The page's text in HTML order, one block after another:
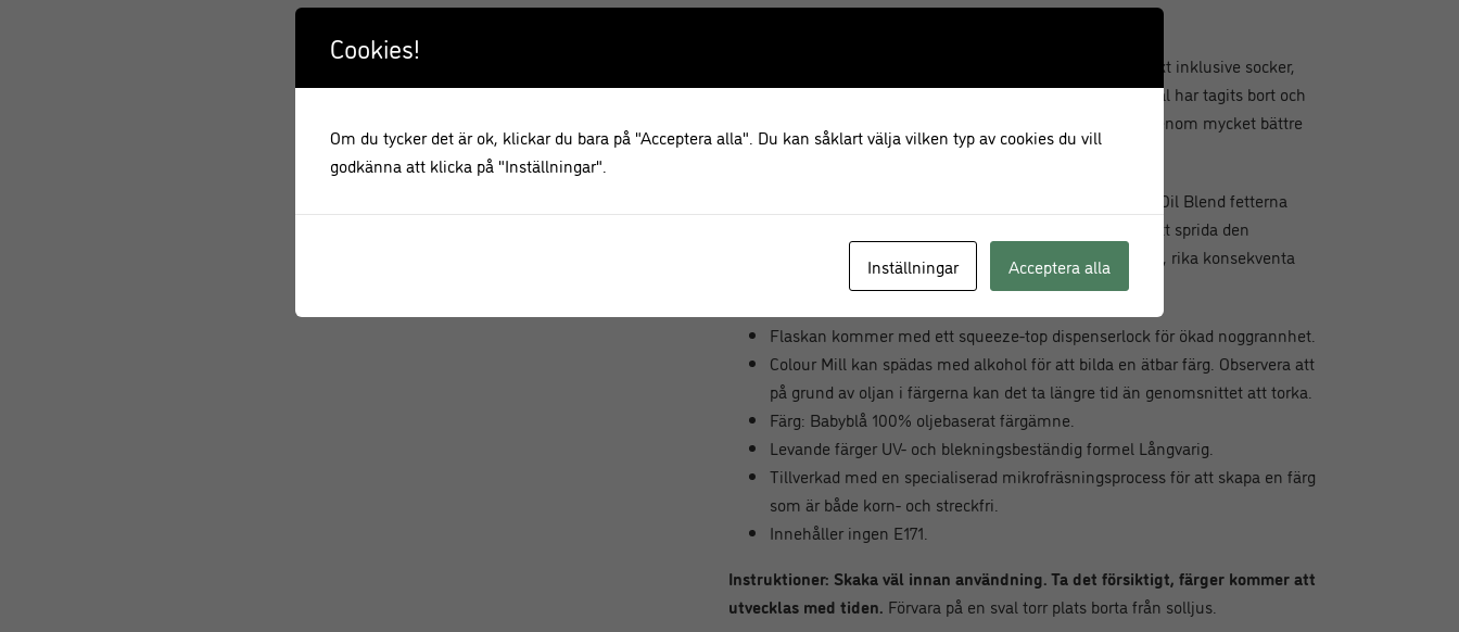
nyans.
Color Mill Oil Blends låter färgen spridas genom något fettrikt inklusive socker,
ägg och smör. Detta beror på att alla vattenbaserade material har tagits bort och
ersatts med bak-och kakvänliga oljor; dessa oljor blandas igenom mycket bättre
än vattenbaserade gel colors.
Till skillnad från konventionella gelfärger älskar Colour Mill Oil Blend fetterna
och oljorna som finns i din bakning och använder dem för att sprida den
speciella formelfärgen. Detta resulterar i fantastiskt levande, rika konsekventa
nyanser som inte bleknar.
Flaskan kommer med ett squeeze-top dispenserlock för ökad noggrannhet.
Colour Mill kan spädas med alkohol för att bilda en ätbar färg. Observera att
på grund av oljan i färgerna kan det ta längre tid än genomsnittet att torka.
Färg: Babyblå 100% oljebaserat färgämne.
Levande färger UV- och blekningsbeständig formel Långvarig.
Tillverkad med en specialiserad mikrofräsningsprocess för att skapa en färg
som är både korn- och streckfri.
Innehåller ingen E171.
Instruktioner: Skaka väl innan användning. Ta det försiktigt, färger kommer att
utvecklas med tiden. Förvara på en sval torr plats borta från solljus.
Cookies!
Om du tycker det är ok, klickar du bara på "Acceptera alla". Du kan såklart välja vilken typ av cookies du vill
godkänna att klicka på "Inställningar".
Inställningar Acceptera alla